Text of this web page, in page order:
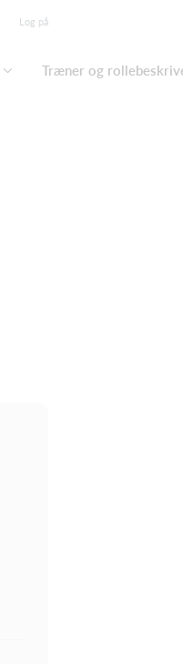
Log på
Træner og